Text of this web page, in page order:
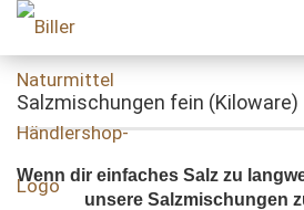
Salzmischungen fein (Kiloware)
Wenn dir einfaches Salz zu
unsere Salzmischungen